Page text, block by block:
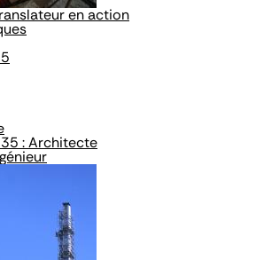
en action
: Architecte